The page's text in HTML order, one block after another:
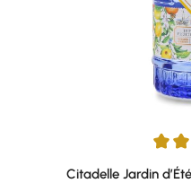
Average rating of 4.82 out
Citadelle Jardin